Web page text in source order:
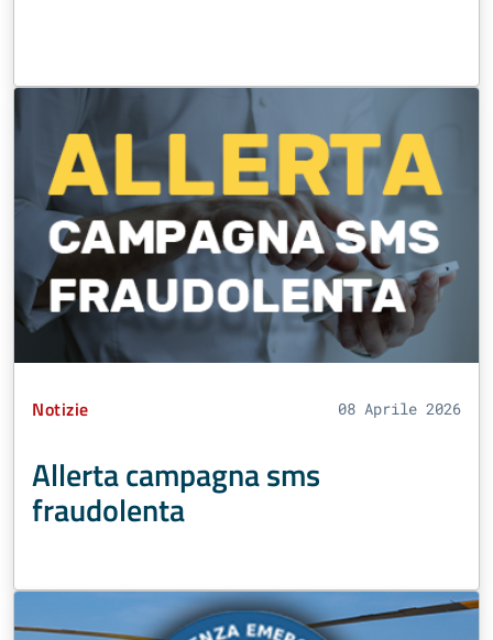
Tipo Contenuto:
Notizie 08 Aprile 2026
Allerta campagna sms
fraudolenta